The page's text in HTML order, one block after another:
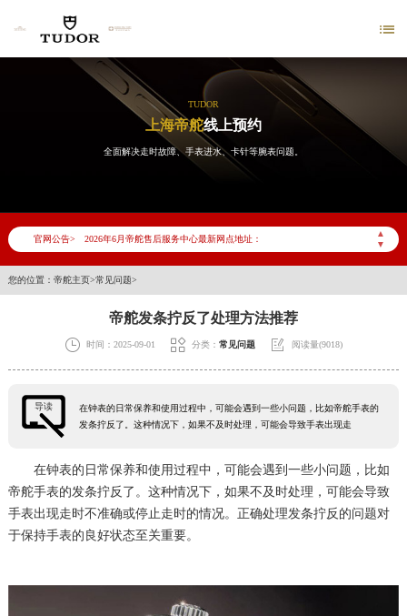

TUDOR
上海帝舵线上预约
全面解决走时故障、手表进水、卡针等腕表问题。
官网公告>
▲
▼
2026年6月上海市帝舵官方售后客户服务热线：400-801-5381
2026年6月帝舵售后服务中心最新网点地址：
上海市徐汇区虹桥路3号港汇中心写字楼2座37层3705室（需提前预约）
您的位置： 帝舵主页>常见问题>
帝舵发条拧反了处理方法推荐
 时间：2025-09-01  分类： 常见问题  阅读量(9018)
导读
在钟表的日常保养和使用过程中，可能会遇到一些小问题，比如帝舵手表的
发条拧反了。这种情况下，如果不及时处理，可能会导致手表出现走
在钟表的日常保养和使用过程中，可能会遇到一些小问题，比如
帝舵手表的发条拧反了。这种情况下，如果不及时处理，可能会导致
手表出现走时不准确或停止走时的情况。正确处理发条拧反的问题对
于保持手表的良好状态至关重要。